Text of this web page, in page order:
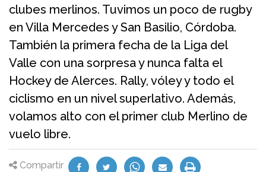
clubes merlinos. Tuvimos un poco de rugby
en Villa Mercedes y San Basilio, Córdoba.
También la primera fecha de la Liga del
Valle con una sorpresa y nunca falta el
Hockey de Alerces. Rally, vóley y todo el
ciclismo en un nivel superlativo. Además,
volamos alto con el primer club Merlino de
vuelo libre.
Compartir